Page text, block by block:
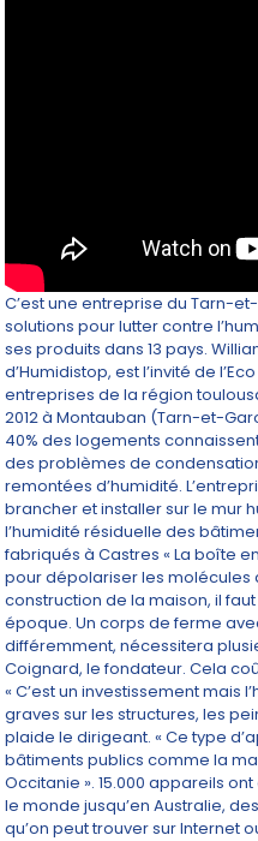
C’est une entreprise du Tarn-
solutions pour lutter contre
ses produits dans 13 pays.
d’Humidistop, est l’invité de
entreprises de la région
2012 à Montauban (Tarn-et-
40% des logements
des problèmes de
remontées d’humidité.
brancher et installer sur le mur
l’humidité résiduelle des
fabriqués à Castres « La boîte
pour dépolariser les molécules
construction de la maison, il
époque. Un corps de ferme
différemment, nécessitera
Coignard, le fondateur. Cela
« C’est un investissement mais
graves sur les structures, les
plaide le dirigeant. « Ce type
bâtiments publics comme la
Occitanie ». 15.000 appareils
le monde jusqu’en Australie,
qu’on peut trouver sur Internet